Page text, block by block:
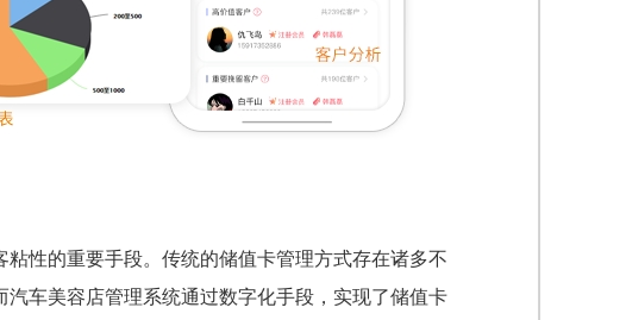
性的重要手段。传统的储值卡管理方式存在诸多不
车美容店管理系统通过数字化手段，实现了储值卡